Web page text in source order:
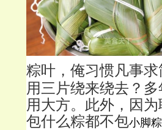
粽叶，俺习惯凡事求
用三片绕来绕去？
用大方。此外，因
包什么粽都不包小脚粽